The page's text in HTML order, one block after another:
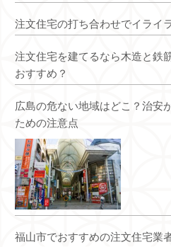
注文住宅の打ち合わせでイライ
注文住宅を建てるなら木造と鉄
おすすめ？
広島の危ない地域はどこ？治安
ための注意点
福山市でおすすめの注文住宅業